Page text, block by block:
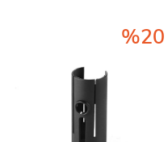
%20